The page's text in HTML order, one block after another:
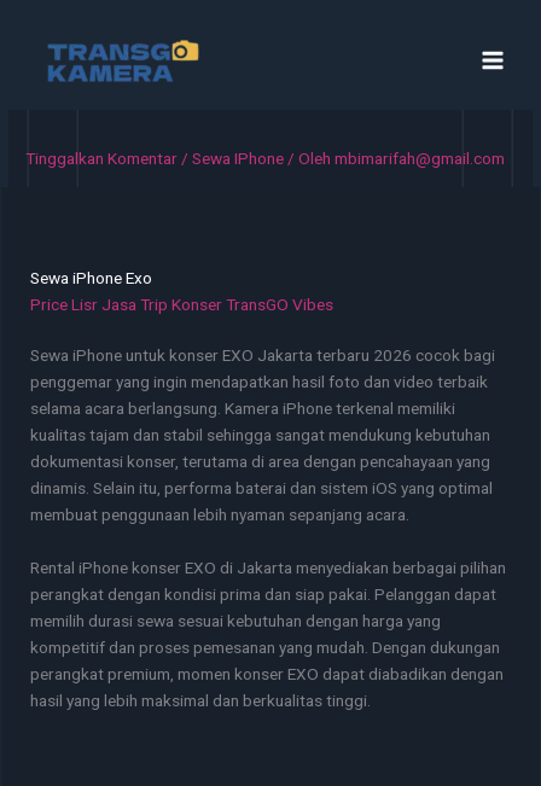
Tinggalkan Komentar /Sewa IPhone / Olehmbimarifah@gmail.com
Sewa iPhone Exo
Price Lisr Jasa Trip Konser TransGO Vibes
Sewa iPhone untuk konser EXO Jakarta terbaru 2026 cocok bagi
penggemar yang ingin mendapatkan hasil foto dan video terbaik
selama acara berlangsung. Kamera iPhone terkenal memiliki
kualitas tajam dan stabil sehingga sangat mendukung kebutuhan
dokumentasi konser, terutama di area dengan pencahayaan yang
dinamis. Selain itu, performa baterai dan sistem iOS yang optimal
membuat penggunaan lebih nyaman sepanjang acara.
Rental iPhone konser EXO di Jakarta menyediakan berbagai pilihan
perangkat dengan kondisi prima dan siap pakai. Pelanggan dapat
memilih durasi sewa sesuai kebutuhan dengan harga yang
kompetitif dan proses pemesanan yang mudah. Dengan dukungan
perangkat premium, momen konser EXO dapat diabadikan dengan
hasil yang lebih maksimal dan berkualitas tinggi.